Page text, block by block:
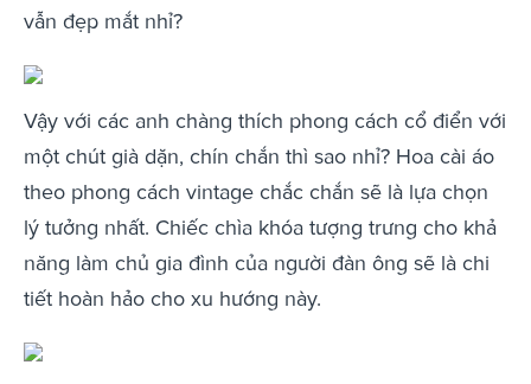
vẫn đẹp mắt nhỉ?
Vậy với các anh chàng thích phong cách cổ điển với
một chút già dặn, chín chắn thì sao nhỉ? Hoa cài áo
theo phong cách vintage chắc chắn sẽ là lựa chọn
lý tưởng nhất. Chiếc chìa khóa tượng trưng cho khả
năng làm chủ gia đình của người đàn ông sẽ là chi
tiết hoàn hảo cho xu hướng này.